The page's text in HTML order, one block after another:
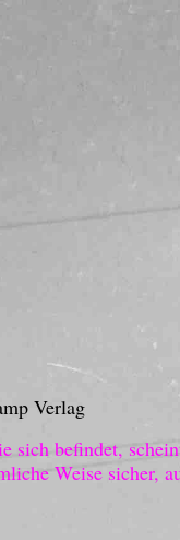
Verlag
sich befindet,
Weise sicher,